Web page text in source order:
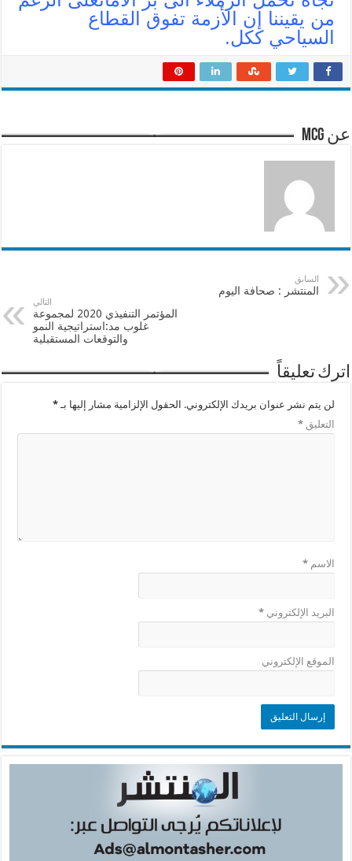
من يقيننا إن الأزمة تفوق القطاع
السياحي ككل.
عن mcg
السابق
المنتشر : صحافة اليوم
التالي
المؤتمر التنفيذي 2020 لمجموعة
غلوب مد:استراتيجية النمو
والتوقعات المستقبلية
اترك تعليقاً
لن يتم نشر عنوان بريدك الإلكتروني. الحقول الإلزامية مشار إليها بـ*
التعليق*
الاسم*
البريد الإلكتروني*
الموقع الإلكتروني